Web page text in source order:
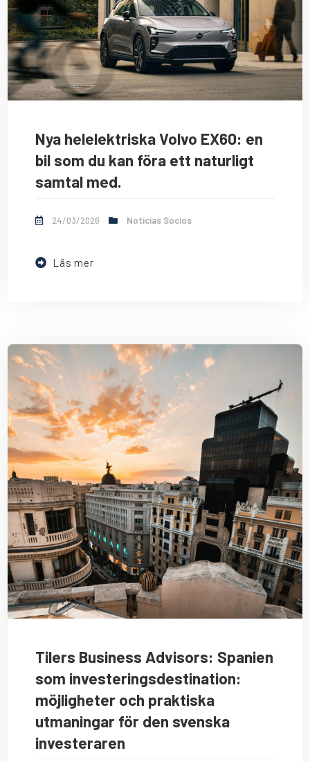
Nya helelektriska Volvo EX60: en
bil som du kan föra ett naturligt
samtal med.
24/03/2026 Noticias Socios
Läs mer
Tilers Business Advisors: Spanien
som investeringsdestination:
möjligheter och praktiska
utmaningar för den svenska
investeraren